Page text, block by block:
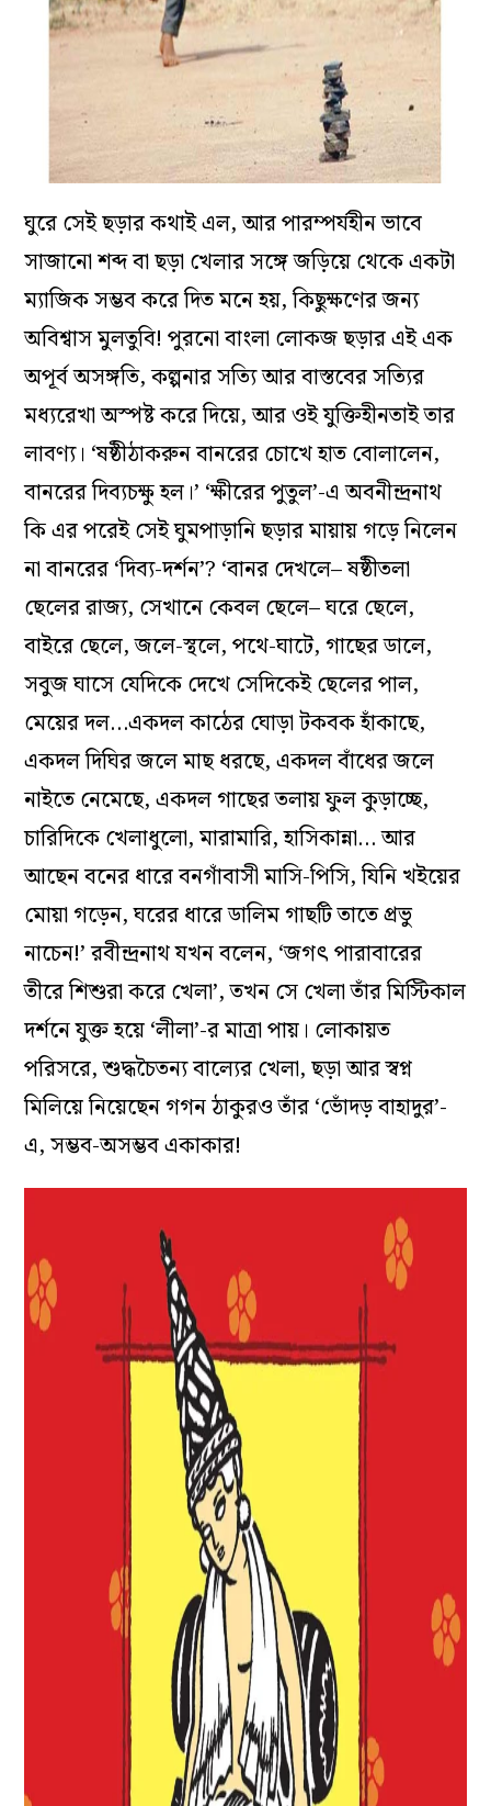
ঘুরে সেই ছড়ার কথাই এল, আর পারম্পর্যহীন ভাবে
সাজানো শব্দ বা ছড়া খেলার সঙ্গে জড়িয়ে থেকে একটা
ম্যাজিক সম্ভব করে দিত মনে হয়, কিছুক্ষণের জন্য
অবিশ্বাস মুলতুবি! পুরনো বাংলা লোকজ ছড়ার এই এক
অপূর্ব অসঙ্গতি, কল্পনার সত্যি আর বাস্তবের সত্যির
মধ্যরেখা অস্পষ্ট করে দিয়ে, আর ওই যুক্তিহীনতাই তার
লাবণ্য। ‘ষষ্ঠীঠাকরুন বানরের চোখে হাত বোলালেন,
বানরের দিব্যচক্ষু হল।’ ‘ক্ষীরের পুতুল’-এ অবনীন্দ্রনাথ
কি এর পরেই সেই ঘুমপাড়ানি ছড়ার মায়ায় গড়ে নিলেন
না বানরের ‘দিব্য-দর্শন’? ‘বানর দেখলে– ষষ্ঠীতলা
ছেলের রাজ্য, সেখানে কেবল ছেলে– ঘরে ছেলে,
বাইরে ছেলে, জলে-স্থলে, পথে-ঘাটে, গাছের ডালে,
সবুজ ঘাসে যেদিকে দেখে সেদিকেই ছেলের পাল,
মেয়ের দল…একদল কাঠের ঘোড়া টকবক হাঁকাছে,
একদল দিঘির জলে মাছ ধরছে, একদল বাঁধের জলে
নাইতে নেমেছে, একদল গাছের তলায় ফুল কুড়াচ্ছে,
চারিদিকে খেলাধুলো, মারামারি, হাসিকান্না… আর
আছেন বনের ধারে বনগাঁবাসী মাসি-পিসি, যিনি খইয়ের
মোয়া গড়েন, ঘরের ধারে ডালিম গাছটি তাতে প্রভু
নাচেন!’ রবীন্দ্রনাথ যখন বলেন, ‘জগৎ পারাবারের
তীরে শিশুরা করে খেলা’, তখন সে খেলা তাঁর মিস্টিকাল
দর্শনে যুক্ত হয়ে ‘লীলা’-র মাত্রা পায়। লোকায়ত
পরিসরে, শুদ্ধচৈতন্য বাল্যের খেলা, ছড়া আর স্বপ্ন
মিলিয়ে নিয়েছেন গগন ঠাকুরও তাঁর ‘ভোঁদড় বাহাদুর’-
এ, সম্ভব-অসম্ভব একাকার!